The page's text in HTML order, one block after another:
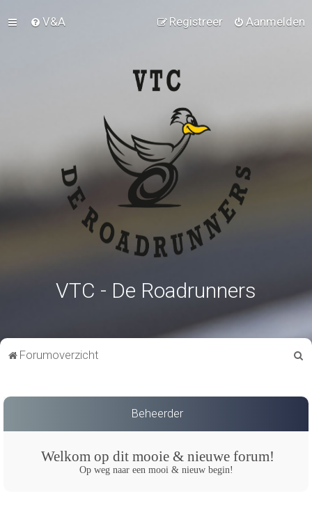
V&A Aanmelden
Registreer
VTC - De Roadrunners
Forumoverzicht
Beheerder
Welkom op dit mooie & nieuwe forum!
Op weg naar een mooi & nieuw begin!